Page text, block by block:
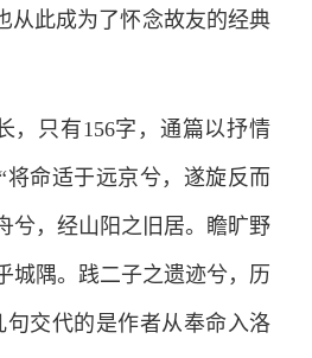
从此成为了怀念故友的经典
，只有156字，通篇以抒情
将命适于远京兮，遂旋反而
兮，经山阳之旧居。瞻旷野
城隅。践二子之遗迹兮，历
句交代的是作者从奉命入洛